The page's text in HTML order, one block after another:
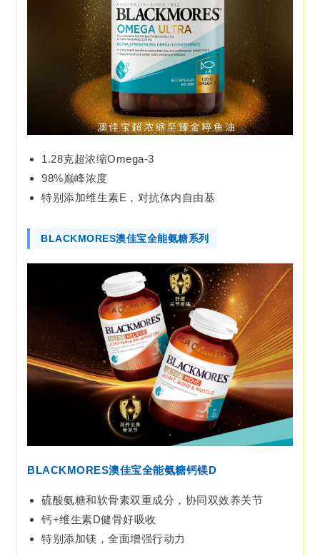
1.28克超浓缩Omega-3
98%巅峰浓度
特别添加维生素E，对抗体内自由基
BLACKMORES澳佳宝全能氨糖系列
BLACKMORES澳佳宝全能氨糖钙镁D
硫酸氨糖和软骨素双重成分，协同双效养关节
钙+维生素D健骨好吸收
特别添加镁，全面增强行动力